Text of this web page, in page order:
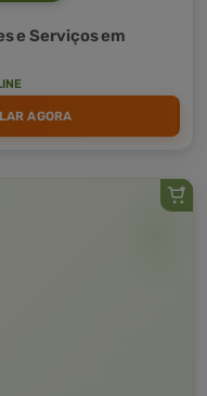
e Serviços em
AGORA